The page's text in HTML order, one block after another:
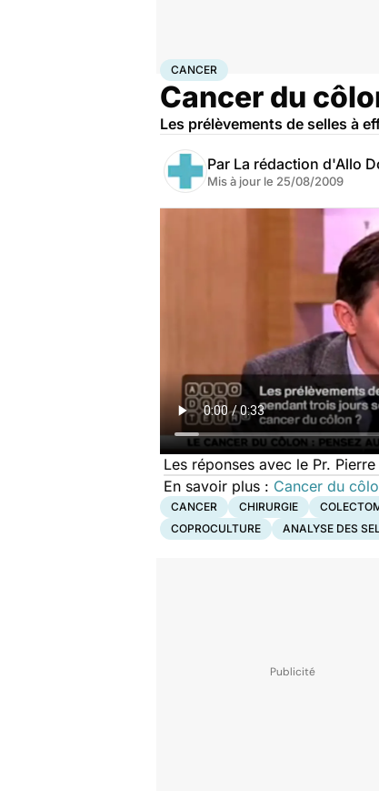
AccueilSanté
CANCER
Cancer du
Les prélèvements de selles à
Par La rédaction d'Allo
Mis à jour le 25/08/2009
Les réponses avec le Pr.
En savoir plus : Cancer du
CANCER CHIRURGIE
COPROCULTURE
ANALYSE DES